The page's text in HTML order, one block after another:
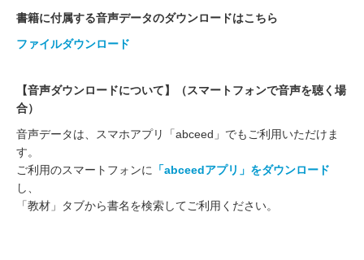
書籍に付属する音声データのダウンロードはこちら
ファイルダウンロード
【音声ダウンロードについて】（スマートフォンで音声を聴く場
合）
音声データは、スマホアプリ「abceed」でもご利用いただけま
す。
​ご利用のスマートフォンに
「abceedアプリ」をダウンロード
し、
​「教材」タブから書名を検索してご利用ください。